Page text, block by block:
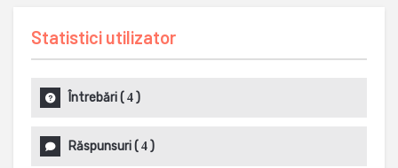
Statistici utilizator
Întrebări( 4 )
Răspunsuri( 4 )